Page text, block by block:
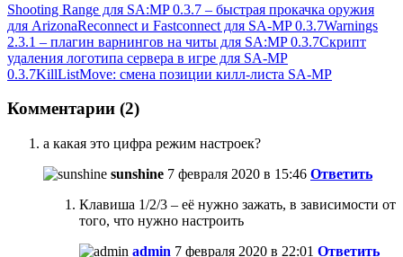
Shooting Range для SA:MP 0.3.7 – быстрая прокачка оружия
для ArizonaReconnect и Fastconnect для SA-MP 0.3.7Warnings
2.3.1 – плагин варнингов на читы для SA:MP 0.3.7Скрипт
удаления логотипа сервера в игре для SA-MP
0.3.7KillListMove: смена позиции килл-листа SA-MP
Комментарии (2)
а какая это цифра режим настроек?
sunshine 7 февраля 2020 в 15:46 Ответить
Клавиша 1/2/3 – её нужно зажать, в зависимости от
того, что нужно настроить
admin 7 февраля 2020 в 22:01 Ответить